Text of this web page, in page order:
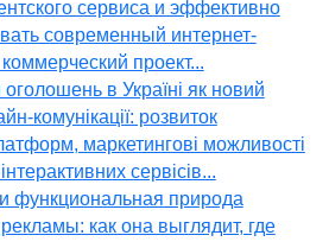
сервиса и эффективно
современный интернет-
проект...
в Україні як новий
комунікації: розвиток
маркетингові можливості
сервісів...
функциональная природа
как она выглядит, где